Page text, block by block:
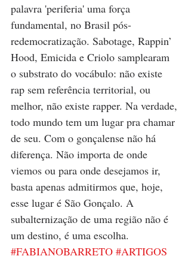
palavra 'periferia' uma força
fundamental, no Brasil pós-
redemocratização. Sabotage, Rappin’
Hood, Emicida e Criolo samplearam
o substrato do vocábulo: não existe
rap sem referência territorial, ou
melhor, não existe rapper. Na verdade,
todo mundo tem um lugar pra chamar
de seu. Com o gonçalense não há
diferença. Não importa de onde
viemos ou para onde desejamos ir,
basta apenas admitirmos que, hoje,
esse lugar é São Gonçalo. A
subalternização de uma região não é
um destino, é uma escolha.
#FABIANOBARRETO #ARTIGOS